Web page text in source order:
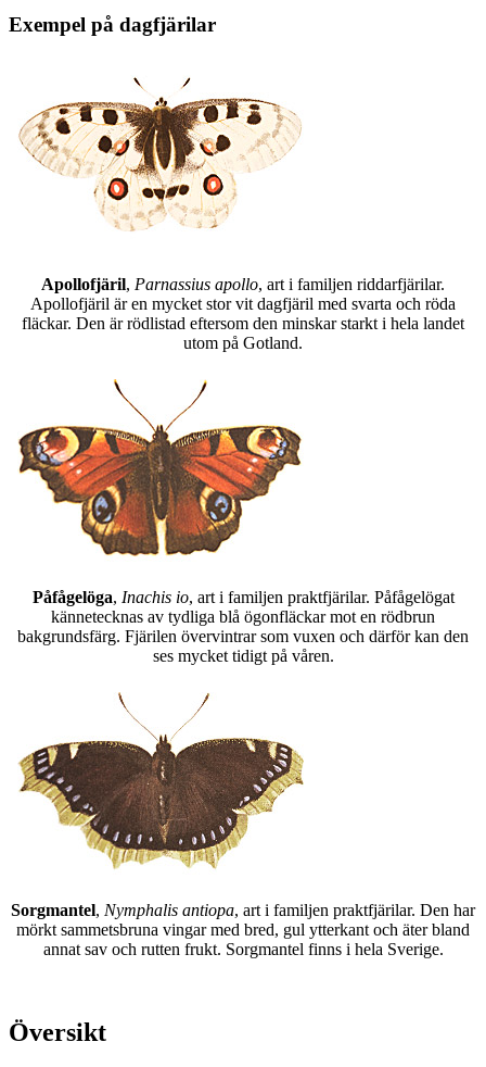
Exempel på dagfjärilar
Apollofjäril, Parnassius apollo, art i familjen riddarfjärilar.
Apollofjäril är en mycket stor vit dagfjäril med svarta och röda
fläckar. Den är rödlistad eftersom den minskar starkt i hela landet
utom på Gotland.
Påfågelöga, Inachis io, art i familjen praktfjärilar. Påfågelögat
kännetecknas av tydliga blå ögonfläckar mot en rödbrun
bakgrundsfärg. Fjärilen övervintrar som vuxen och därför kan den
ses mycket tidigt på våren.
Sorgmantel, Nymphalis antiopa, art i familjen praktfjärilar. Den har
mörkt sammetsbruna vingar med bred, gul ytterkant och äter bland
annat sav och rutten frukt. Sorgmantel finns i hela Sverige.
Översikt